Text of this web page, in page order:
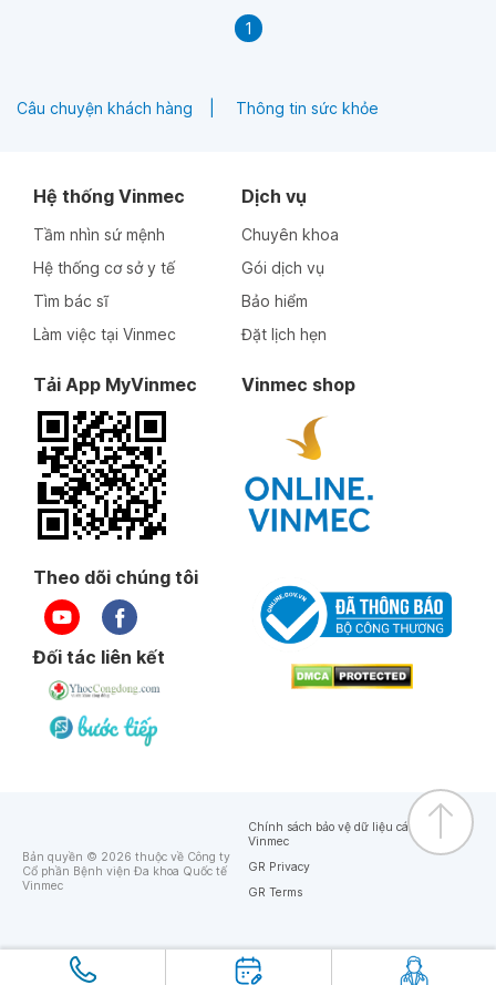
1
Câu chuyện khách hàng Thông tin sức khỏe
Hệ thống Vinmec
Tầm nhìn sứ mệnh
Hệ thống cơ sở y tế
Tìm bác sĩ
Làm việc tại Vinmec
Dịch vụ
Chuyên khoa
Gói dịch vụ
Bảo hiểm
Đặt lịch hẹn
Tải App MyVinmec Vinmec shop
Theo dõi chúng tôi
Đối tác liên kết
Bản quyền © 2026 thuộc về Công ty
Cổ phần Bệnh viện Đa khoa Quốc tế
Vinmec
Chính sách bảo vệ dữ liệu cá nhân của
Vinmec
GR Privacy
GR Terms